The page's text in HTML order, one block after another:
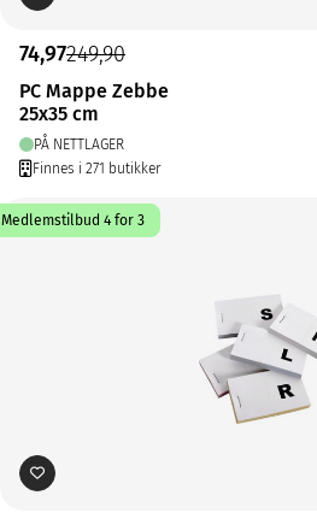
74,97249,90
PC Mappe Zebbe
25x35 cm
PÅ NETTLAGER
Finnes i 271 butikker
Medlemstilbud 4 for 3